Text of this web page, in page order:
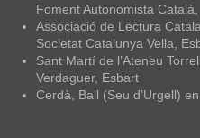
Foment Autonomista
Associació de Lectura
Societat Catalunya Vella,
Sant Martí de l’Ateneu
Verdaguer, Esbart
Cerdà, Ball (Seu d’Urgell) en